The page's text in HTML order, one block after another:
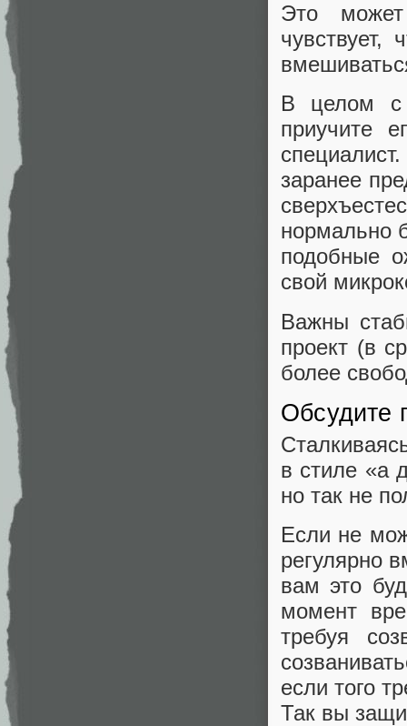
Это
чувствует,
В целом с
приучите
заранее
нормально
подобные
свой
Важны
проект (в
более
Обсудите
в стиле «а
но так не
Если не
регулярно
вам это
момент
требуя
если того
Так вы